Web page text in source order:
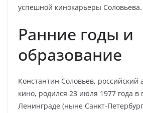
успешной кинокарьеры Соловьева.
Ранние годы и
образование
Константин Соловьев, российский
кино, родился 23 июля 1977 года в
Ленинграде (ныне Санкт-